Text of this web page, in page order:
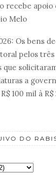
recebe apoio
Melo
Os bens
pelos três
que
a
100 mil à R$
DO